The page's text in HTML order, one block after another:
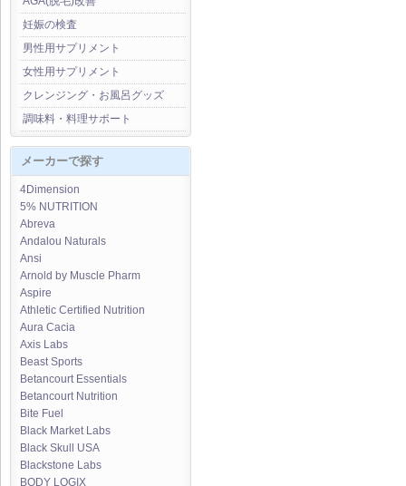
妊娠の検査
男性用サプリメント
女性用サプリメント
クレンジング・お風呂グッズ
調味料・料理サポート
メーカーで探す
4Dimension
5% NUTRITION
Abreva
Andalou Naturals
Ansi
Arnold by Muscle Pharm
Aspire
Athletic Certified Nutrition
Aura Cacia
Axis Labs
Beast Sports
Betancourt Essentials
Betancourt Nutrition
Bite Fuel
Black Market Labs
Black Skull USA
Blackstone Labs
BODY LOGIX